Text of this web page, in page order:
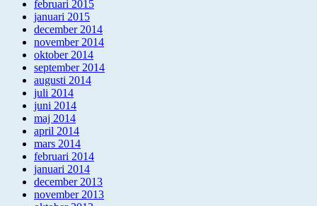
februari 2015
januari 2015
december 2014
november 2014
oktober 2014
september 2014
augusti 2014
juli 2014
juni 2014
maj 2014
april 2014
mars 2014
februari 2014
januari 2014
december 2013
november 2013